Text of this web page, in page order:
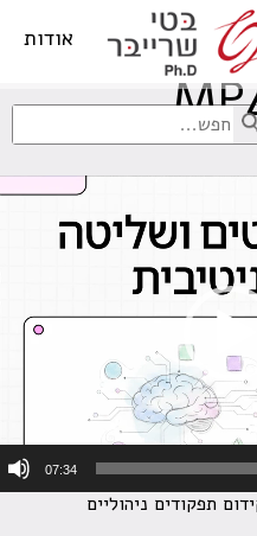
אודות
07:34
תפקודים ניהוליים